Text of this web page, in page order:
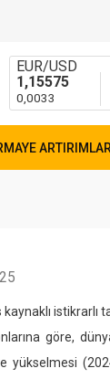
EUR/USD
1,15575
0,0033
ARTIRIMLARI
istikrarlı
göre,
yükselmesi